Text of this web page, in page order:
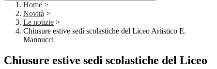
Home >
Novità >
Le notizie >
Chiusure estive sedi scolastiche del Liceo Artistico E.
Mannucci
Chiusure estive sedi scolastiche del Liceo